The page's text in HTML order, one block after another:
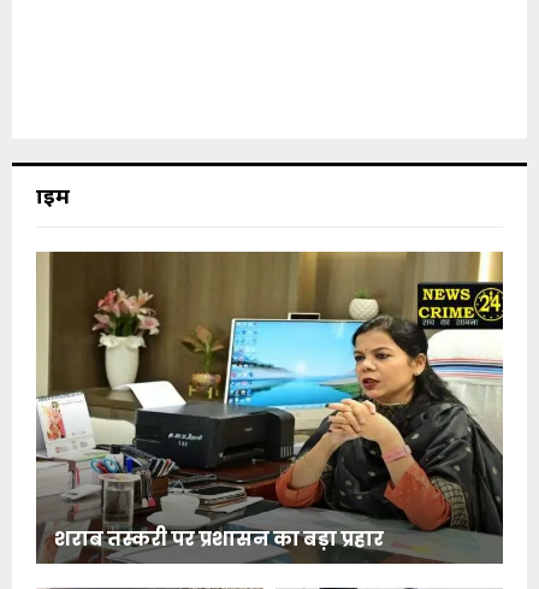
क्राइम
शराब तस्करी पर प्रशासन का बड़ा प्रहार